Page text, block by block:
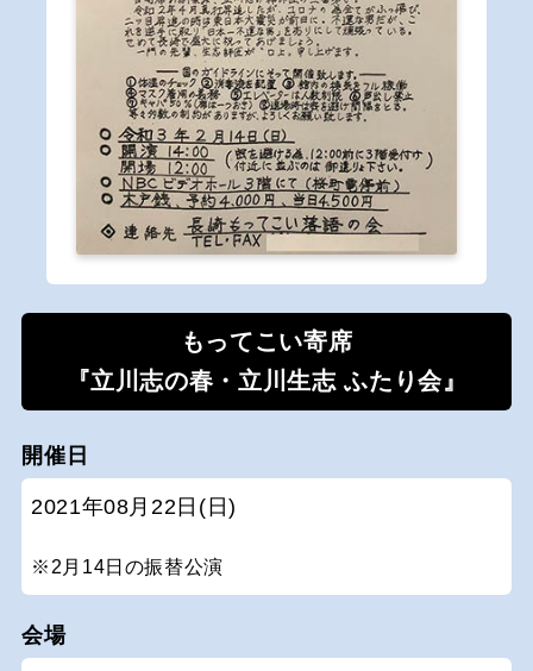
もってこい寄席
『立川志の春・立川生志 ふたり会』
開催日
2021年08月22日(日)
※2月14日の振替公演
会場